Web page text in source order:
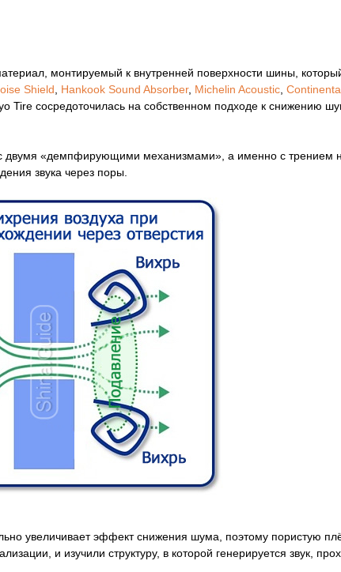
монтируемый к внутренней поверхности шины,
Shield Hankook Sound Absorber, Michelin Acoustic
Tire сосредоточилась на собственном подходе к снижению
двумя «демпфирующими механизмами», а именно с трением
звука через поры.
увеличивает эффект снижения шума, поэтому пористую
и изучили структуру, в которой генерируется звук,